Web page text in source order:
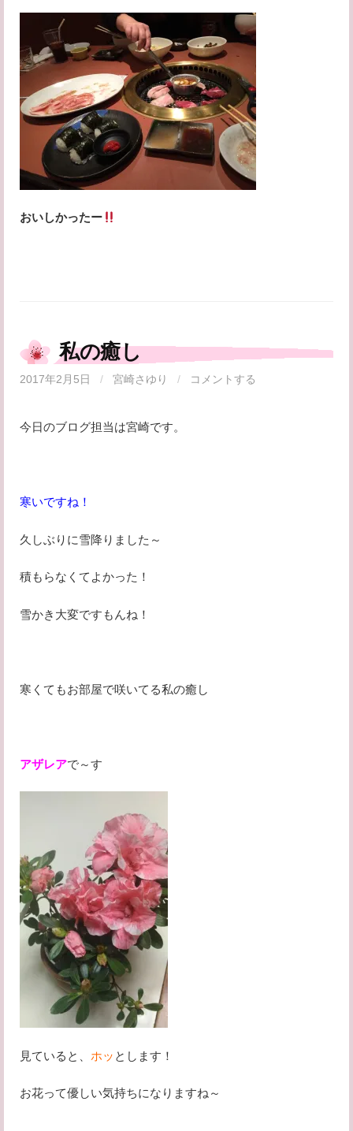
おいしかったー
私の癒し
2017年2月5日 / 宮崎さゆり / コメントする
今日のブログ担当は宮崎です。
寒いですね！
久しぶりに雪降りました～
積もらなくてよかった！
雪かき大変ですもんね！
寒くてもお部屋で咲いてる私の癒し
アザレアで～す
見ていると、 ホッ とします！
お花って優しい気持ちになりますね～